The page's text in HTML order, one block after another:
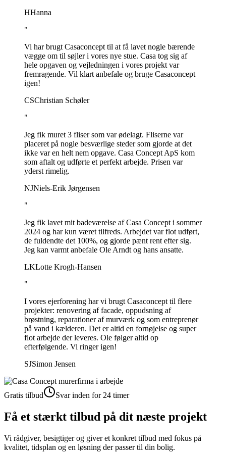
HHanna
"
Vi har brugt Casaconcept til at få lavet nogle bærende
vægge om til søjler i vores nye stue. Casa tog sig af
hele opgaven og vejledningen i vores projekt var
fremragende. Vil klart anbefale og bruge Casaconcept
igen!
CSChristian Schøler
"
Jeg fik muret 3 fliser som var ødelagt. Fliserne var
placeret på nogle besværlige steder som gjorde at det
ikke var en helt nem opgave. Casa Concept ApS kom
som aftalt og udførte et perfekt arbejde. Prisen var
yderst rimelig.
NJNiels-Erik Jørgensen
"
Jeg fik lavet mit badeværelse af Casa Concept i sommer
2024 og har kun været tilfreds. Arbejdet var flot udført,
de fuldendte det 100%, og gjorde pænt rent efter sig.
Jeg kan varmt anbefale Ole Arndt og hans ansatte.
LKLotte Krogh-Hansen
"
I vores ejerforening har vi brugt Casaconcept til flere
projekter: renovering af facade, oppudsning af
brøstning, reparationer af murværk og som entreprenør
på vand i kælderen. Det er altid en fornøjelse og super
flot arbejde der leveres. Ole følger altid op
efterfølgende. Vi ringer igen!
SJSimon Jensen
Gratis tilbud Svar inden for 24 timer
Få et stærkt tilbud på dit næste projekt
Vi rådgiver, besigtiger og giver et konkret tilbud med fokus på
kvalitet, tidsplan og en løsning der passer til din bolig.